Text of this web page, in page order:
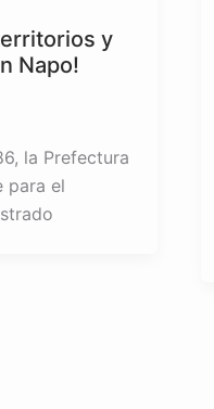
y
Napo!
la Prefectura
para el